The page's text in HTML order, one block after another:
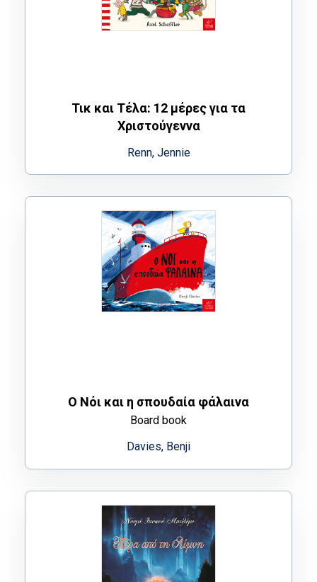
Τικ και Τέλα: 12 μέρες για τα
Χριστούγεννα
Renn, Jennie
Ο Νόι και η σπουδαία φάλαινα
Board book
Davies, Benji